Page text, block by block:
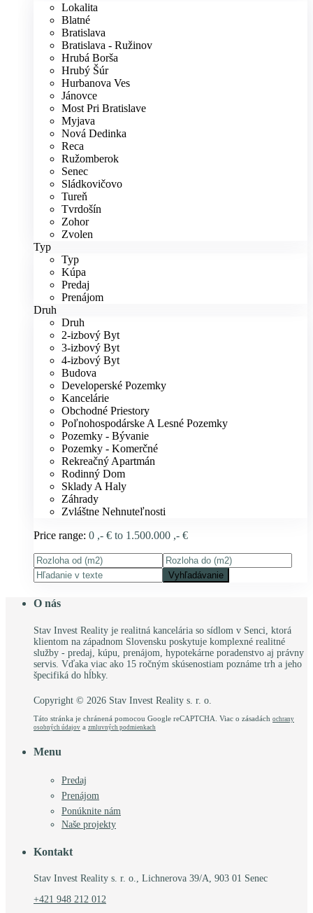
Lokalita
Blatné
Bratislava
Bratislava - Ružinov
Hrubá Borša
Hrubý Šúr
Hurbanova Ves
Jánovce
Most Pri Bratislave
Myjava
Nová Dedinka
Reca
Ružomberok
Senec
Sládkovičovo
Tureň
Tvrdošín
Zohor
Zvolen
Typ
Typ
Kúpa
Predaj
Prenájom
Druh
Druh
2-izbový Byt
3-izbový Byt
4-izbový Byt
Budova
Developerské Pozemky
Kancelárie
Obchodné Priestory
Poľnohospodárske A Lesné Pozemky
Pozemky - Bývanie
Pozemky - Komerčné
Rekreačný Apartmán
Rodinný Dom
Sklady A Haly
Záhrady
Zvláštne Nehnuteľnosti
Price range: 0 ,- € to 1.500.000 ,- €
Vyhľadávanie
O nás
Stav Invest Reality je realitná kancelária so sídlom v Senci, ktorá
klientom na západnom Slovensku poskytuje komplexné realitné
služby - predaj, kúpu, prenájom, hypotekárne poradenstvo aj právny
servis. Vďaka viac ako 15 ročným skúsenostiam poznáme trh a jeho
špecifiká do hĺbky.
Copyright © 2026 Stav Invest Reality s. r. o.
Táto stránka je chránená pomocou Google reCAPTCHA. Viac o zásadách ochrany
osobných údajov a zmluvných podmienkach
Menu
Predaj
Prenájom
Ponúknite nám
Naše projekty
Kontakt
Stav Invest Reality s. r. o., Lichnerova 39/A, 903 01 Senec
+421 948 212 012